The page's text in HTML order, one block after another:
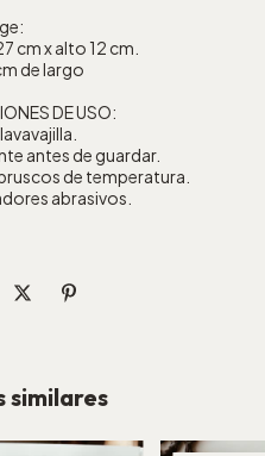
cm x alto 12 cm.
de largo
DE USO:
antes de guardar.
de temperatura.
abrasivos.
similares